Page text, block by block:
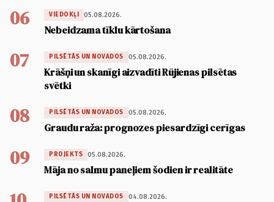
06 VIEDOKĻI 05.08.2026.
Nebeidzama tīklu kārtošana
07 PILSĒTĀS UN NOVADOS 05.08.2026.
Krāšņi un skanīgi aizvadīti Rūjienas pilsētas
svētki
08 PILSĒTĀS UN NOVADOS 05.08.2026.
Graudu raža: prognozes piesardzīgi cerīgas
09 PROJEKTS 05.08.2026.
Māja no salmu paneļiem šodien ir realitāte
PILSĒTĀS UN NOVADOS 04.08.2026.